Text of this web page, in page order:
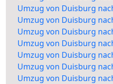
Umzug von Duisburg
Umzug von Duisburg
Umzug von Duisburg
Umzug von Duisburg
Umzug von Duisburg
Umzug von Duisburg
Umzug von Duisburg